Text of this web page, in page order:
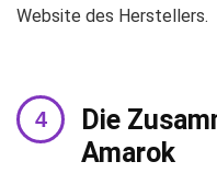
Website des Herstellers.
Die
Amarok